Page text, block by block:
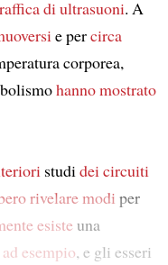
di ultrasuoni. A
e percirca
corporea,
hanno mostrato
studi dei circuiti
rivelaremodi per
esisteuna
ad esempio, e gli esseri